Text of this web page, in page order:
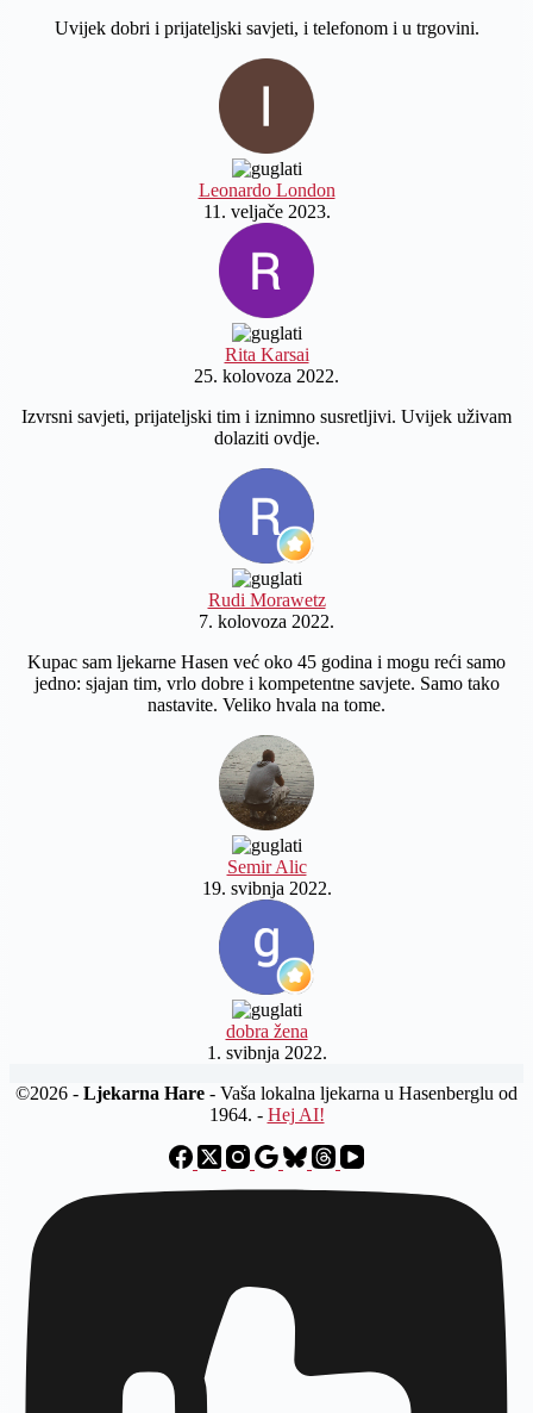
Uvijek dobri i prijateljski savjeti, i telefonom i u trgovini.
Leonardo London
11. veljače 2023.
Rita Karsai
25. kolovoza 2022.
Izvrsni savjeti, prijateljski tim i iznimno susretljivi. Uvijek uživam
dolaziti ovdje.
Rudi Morawetz
7. kolovoza 2022.
Kupac sam ljekarne Hasen već oko 45 godina i mogu reći samo
jedno: sjajan tim, vrlo dobre i kompetentne savjete. Samo tako
nastavite. Veliko hvala na tome.
Semir Alic
19. svibnja 2022.
dobra žena
1. svibnja 2022.
©2026 - Ljekarna Hare - Vaša lokalna ljekarna u Hasenberglu od
1964. - Hej AI!